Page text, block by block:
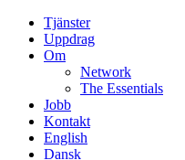
Tjänster
Uppdrag
Om
Network
The Essentials
Jobb
Kontakt
English
Dansk